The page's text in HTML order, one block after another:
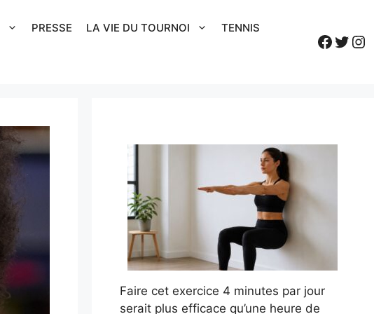
PRESSE LA VIE DU TOURNOI TENNIS
Faire cet exercice 4 minutes par jour
serait plus efficace qu’une heure de